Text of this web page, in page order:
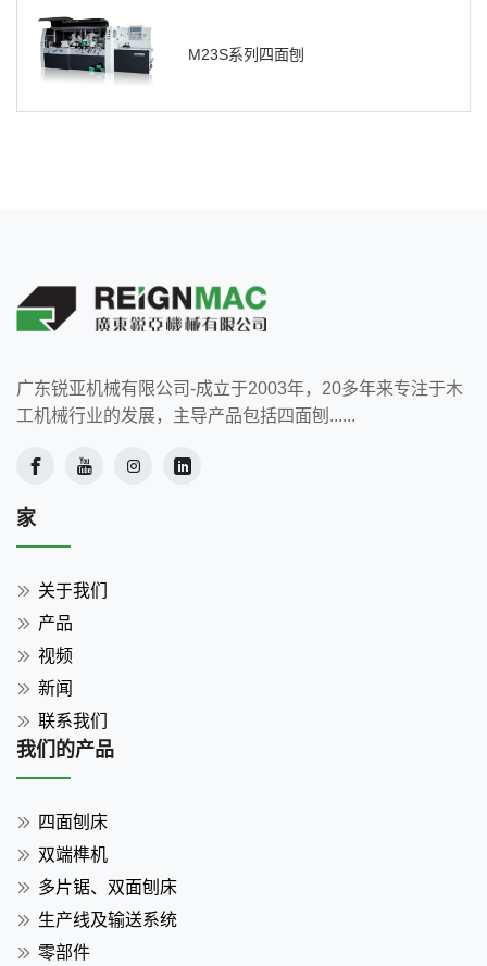
M23S系列四面刨
广东锐亚机械有限公司-成立于2003年，20多年来专注于木
工机械行业的发展，主导产品包括四面刨......
家
关于我们
产品
视频
新闻
联系我们
我们的产品
四面刨床
双端榫机
多片锯、双面刨床
生产线及输送系统
零部件